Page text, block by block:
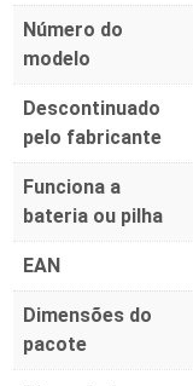
Número do
modelo
Descontinuado
pelo fabricante
Funciona a
bateria ou pilha
EAN
Dimensões do
pacote